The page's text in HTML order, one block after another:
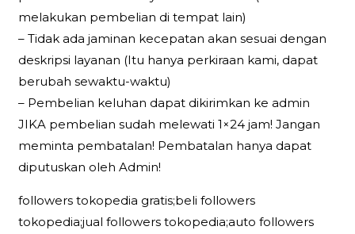
melakukan pembelian di tempat lain)
– Tidak ada jaminan kecepatan akan sesuai dengan
deskripsi layanan (Itu hanya perkiraan kami, dapat
berubah sewaktu-waktu)
– Pembelian keluhan dapat dikirimkan ke admin
JIKA pembelian sudah melewati 1×24 jam! Jangan
meminta pembatalan! Pembatalan hanya dapat
diputuskan oleh Admin!
followers tokopedia gratis;beli followers
tokopedia;jual followers tokopedia;auto followers